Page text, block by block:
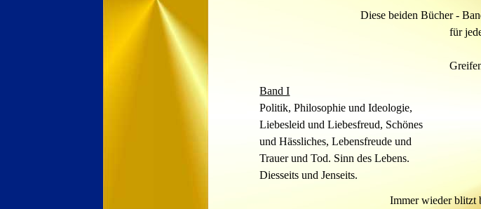
Diese beiden Bücher -
für
Band I
Politik, Philosophie und Ideologie,
Liebesleid undLiebesfreud, Schönes
undHässliches, Lebensfreude und
TrauerundTod. Sinn des Lebens.
Diesseits undJenseits.
Immer wieder blitzt